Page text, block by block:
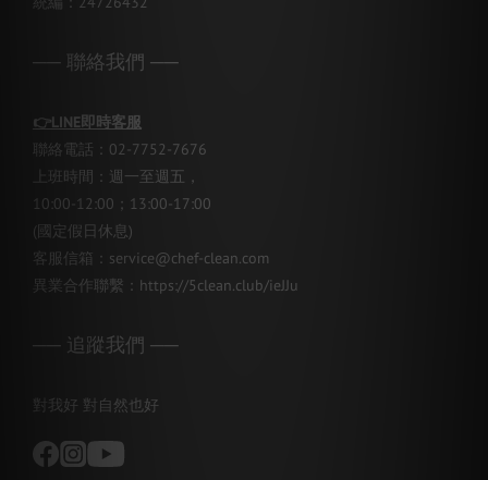
── 聯絡我們 ──
👉LINE即時客服
聯絡電話：02-7752-7676
上班時間：週一至週五，
10:00-12:00；13:00-17:00
(國定假日休息)
客服信箱：service@chef-clean.com
異業合作聯繫： https://5clean.club/ieJJu
── 追蹤我們 ──
對我好 對自然也好